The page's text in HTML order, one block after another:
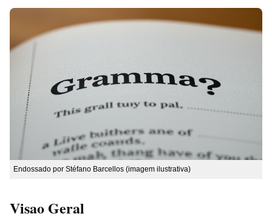
Endossado por Stéfano Barcellos (imagem ilustrativa)
Visao Geral